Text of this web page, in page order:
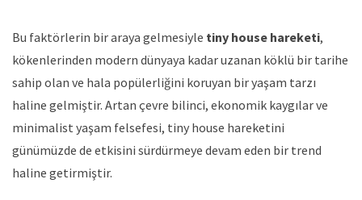
Bu faktörlerin bir araya gelmesiyle tiny house hareketi,
kökenlerinden modern dünyaya kadar uzanan köklü bir tarihe
sahip olan ve hala popülerliğini koruyan bir yaşam tarzı
haline gelmiştir. Artan çevre bilinci, ekonomik kaygılar ve
minimalist yaşam felsefesi, tiny house hareketini
günümüzde de etkisini sürdürmeye devam eden bir trend
haline getirmiştir.